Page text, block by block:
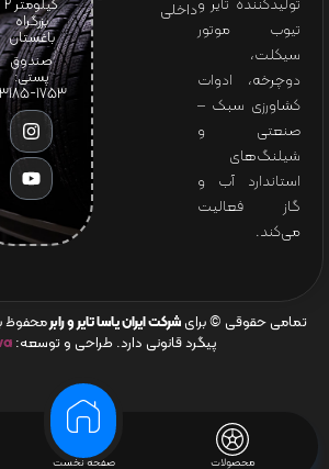
محصولات صفحه نخست
تولیدکننده تایر و
تیوب موتور
سیکلت،
دوچرخه، ادوات
کشاورزی سبک –
صنعتی و
شیلنگ‌های
استاندارد آب و
گاز فعالیت
می‌کند.
داخلی کیلومتر ۲
بزرگراه
باغستان
صندوق
پستی:
1753-13185
تمامی حقوقی © برای شرکت ایران یاسا تایر و رابرمحفوظ
پیگرد قانونی دارد. طراحی و توسعه: